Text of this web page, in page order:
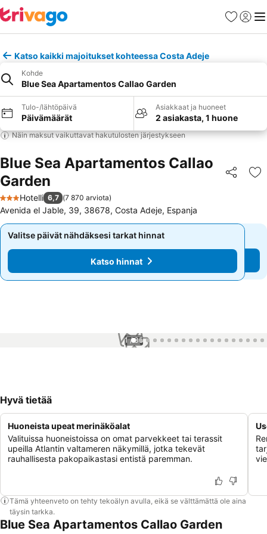
Suosikit
Katso kaikki majoitukset kohteessa Costa Adeje
Kohde
Blue Sea Apartamentos Callao Garden
Tulo-/lähtöpäivä
Päivämäärät
Asiakkaat ja huoneet
2 asiakasta, 1 huone
Näin maksut vaikuttavat hakutulosten järjestykseen
Blue Sea Apartamentos Callao
Garden
Jaa
3 Tähtiluokitus
Hotelli 6,7 (7 870 arviota)
Avenida el Jable, 39, 38678, Costa Adeje, Espanja
Valitse päivät nähdäksesi tarkat hinnat
Katso hinnat
Valitse päivät nähdäksesi tarkat hinnat
Katso hinnat
1 / 35
Hyvä tietää
Huoneista upeat merinäköalat
Valituissa huoneistoissa on omat parvekkeet tai terassit
upeilla Atlantin valtameren näkymillä, jotka tekevät
rauhallisesta pakopaikastasi entistä paremman.
Tämä yhteenveto on tehty tekoälyn avulla, eikä se välttämättä ole aina
täysin tarkka.
Blue Sea Apartamentos Callao Garden